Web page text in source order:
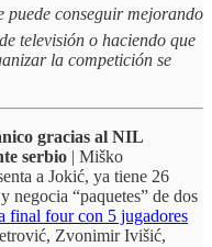
conseguir mejorando
televisión o haciendo que
la competición se
gracias al NIL
serbio | Miško
a Jokić, ya tiene 26
negocia “paquetes” de dos
final four con 5 jugadores
Zvonimir Ivišić,